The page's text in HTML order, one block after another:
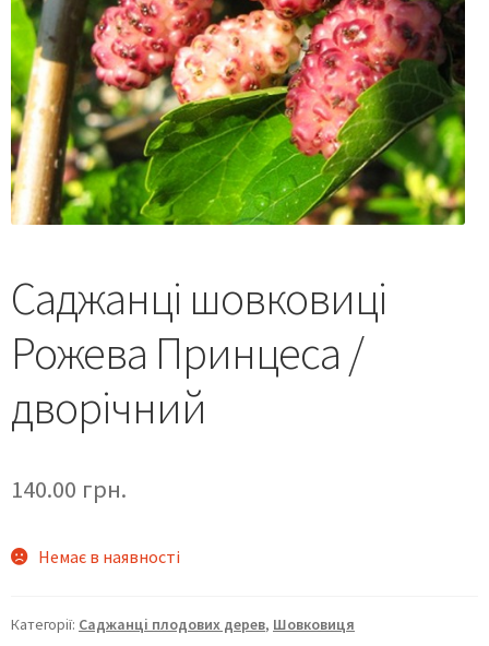
Саджанці шовковиці
Рожева Принцеса /
дворічний
140.00 грн.
Немає в наявності
Категорії: Саджанці плодових дерев, Шовковиця